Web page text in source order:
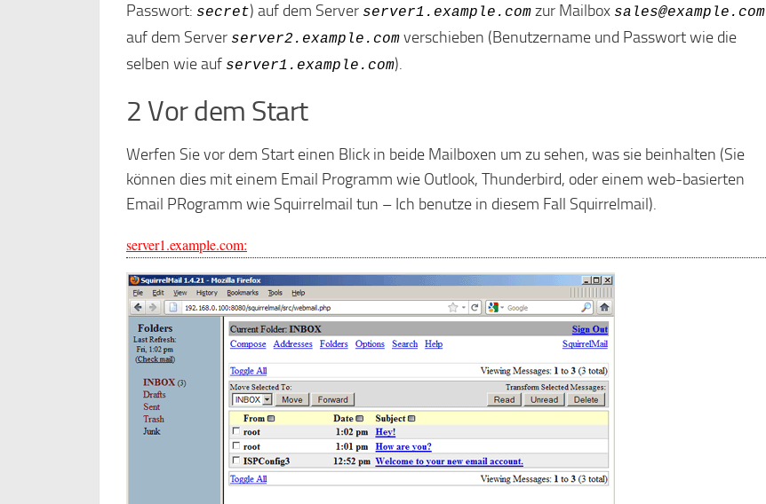
Passwort: secret) auf dem Server server1.example.com zur Mailbox sales@example.com
auf dem Server server2.example.com verschieben (Benutzername und Passwort wie die
selben wie auf server1.example.com).
2 Vor dem Start
Werfen Sie vor dem Start einen Blick in beide Mailboxen um zu sehen, was sie beinhalten (Sie
können dies mit einem Email Programm wie Outlook, Thunderbird, oder einem web-basierten
Email PRogramm wie Squirrelmail tun – Ich benutze in diesem Fall Squirrelmail).
server1.example.com: